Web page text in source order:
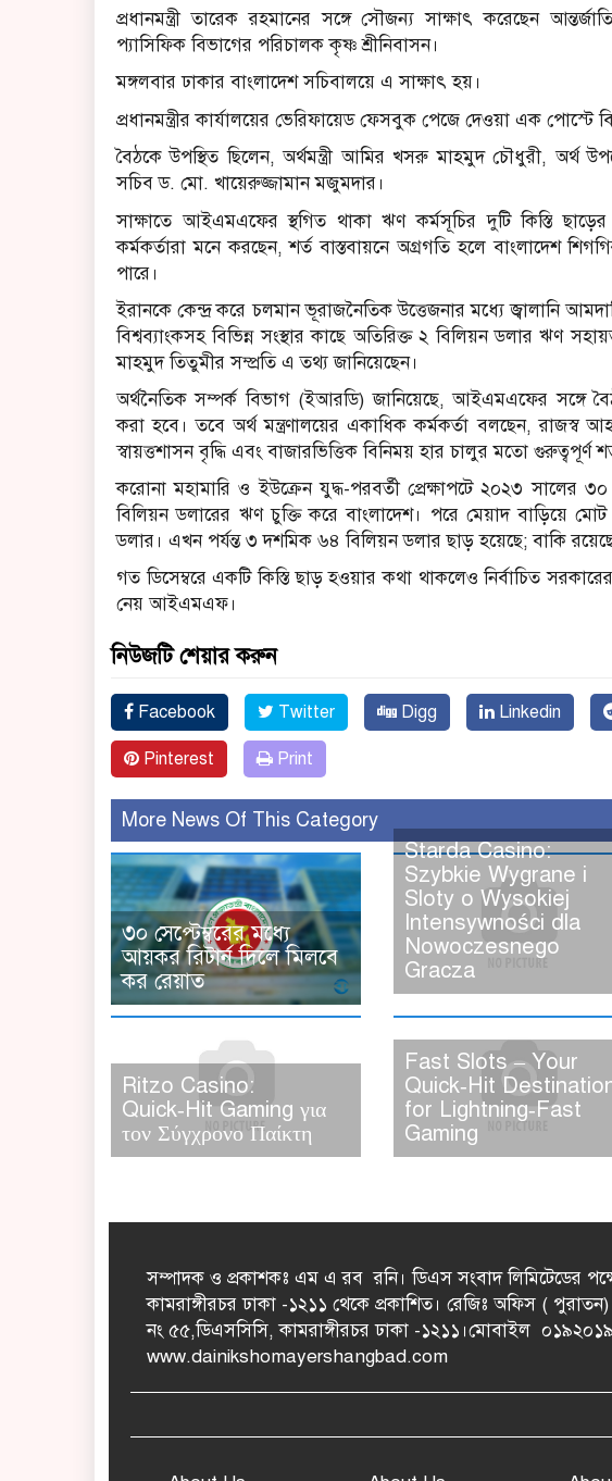
প্রধানমন্ত্রী তারেক রহমানের সঙ্গে সৌজন্য সাক্ষাৎ করেছেন
প্যাসিফিক বিভাগের পরিচালক কৃষ্ণ শ্রীনিবাসন।
মঙ্গলবার ঢাকার বাংলাদেশ সচিবালয়ে এ সাক্ষাৎ হয়।
প্রধানমন্ত্রীর কার্যালয়ের ভেরিফায়েড ফেসবুক পেজে দেওয়া এক পোস্টে
বৈঠকে উপস্থিত ছিলেন, অর্থমন্ত্রী আমির খসরু মাহমুদ চৌধুরী, অর্থ
সচিব ড. মো. খায়েরুজ্জামান মজুমদার।
সাক্ষাতে আইএমএফের স্থগিত থাকা ঋণ কর্মসূচির দুটি কিস্তি
কর্মকর্তারা মনে করছেন, শর্ত বাস্তবায়নে অগ্রগতি হলে বাংলাদেশ
পারে।
ইরানকে কেন্দ্র করে চলমান ভূরাজনৈতিক উত্তেজনার মধ্যে জ্বালানি
বিশ্বব্যাংকসহ বিভিন্ন সংস্থার কাছে অতিরিক্ত ২ বিলিয়ন ডলার ঋণ
মাহমুদ তিতুমীর সম্প্রতি এ তথ্য জানিয়েছেন।
অর্থনৈতিক সম্পর্ক বিভাগ (ইআরডি) জানিয়েছে, আইএমএফের সঙ্গে
করা হবে। তবে অর্থ মন্ত্রণালয়ের একাধিক কর্মকর্তা বলছেন, রাজস্ব
স্বায়ত্তশাসন বৃদ্ধি এবং বাজারভিত্তিক বিনিময় হার চালুর মতো গুরুত্বপূর্ণ
করোনা মহামারি ও ইউক্রেন যুদ্ধ-পরবর্তী প্রেক্ষাপটে ২০২৩
বিলিয়ন ডলারের ঋণ চুক্তি করে বাংলাদেশ। পরে মেয়াদ বাড়িয়ে
ডলার। এখন পর্যন্ত ৩ দশমিক ৬৪ বিলিয়ন ডলার ছাড় হয়েছে; বাকি
গত ডিসেম্বরে একটি কিস্তি ছাড় হওয়ার কথা থাকলেও নির্বাচিত
নেয় আইএমএফ।
নিউজটি শেয়ার করুন
Facebook Twitter Digg Linkedin
Pinterest Print
More News Of This Category
৩০ সেপ্টেম্বরের মধ্যে
আয়কর রিটার্ন দিলে মিলবে
কর রেয়াত
Starda Casino:
Szybkie Wygrane i
Sloty o Wysokiej
Intensywności dla
Nowoczesnego
Gracza
Ritzo Casino:
Quick‑Hit Gaming για
τον Σύγχρονο Παίκτη
Fast Slots – Your
Quick‑Hit
for Lightning‑Fast
Gaming
সম্পাদক ও প্রকাশকঃ এম এ রব রনি। ডিএস সংবাদ লিমিটেডের
কামরাঙ্গীরচর ঢাকা -১২১১ থেকে প্রকাশিত। রেজিঃ অফিস (
নং ৫৫,ডিএসসিসি, কামরাঙ্গীরচর ঢাকা -১২১১।মোবাইল
www.dainikshomayershangbad.com